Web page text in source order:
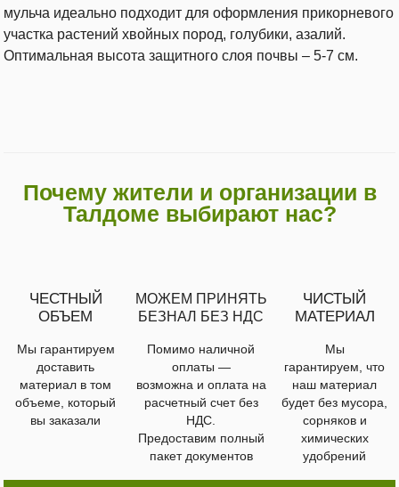
мульча идеально подходит для оформления прикорневого
участка растений хвойных пород, голубики, азалий.
Оптимальная высота защитного слоя почвы – 5-7 см.
Почему жители и организации в
Талдоме выбирают нас?
ЧЕСТНЫЙ
ОБЪЕМ
Мы гарантируем
доставить
материал в том
объеме, который
вы заказали
МОЖЕМ ПРИНЯТЬ
БЕЗНАЛ БЕЗ НДС
Помимо наличной
оплаты —
возможна и оплата на
расчетный счет без
НДС.
Предоставим полный
пакет документов
ЧИСТЫЙ
МАТЕРИАЛ
Мы
гарантируем, что
наш материал
будет без мусора,
сорняков и
химических
удобрений